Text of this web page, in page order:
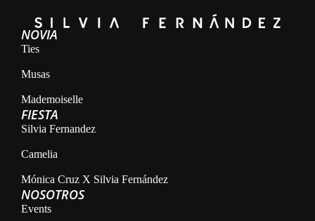
NOVIA
Ties
Musas
Mademoiselle
FIESTA
Silvia Fernandez
Camelia
Mónica Cruz X Silvia Fernández
NOSOTROS
Events